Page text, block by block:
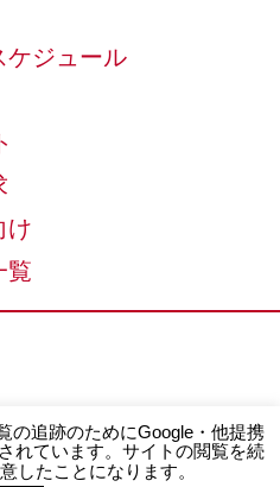
ケジュール
け
覧
の追跡のためにGoogle・他提携
れています。サイトの閲覧を続
したことになります。